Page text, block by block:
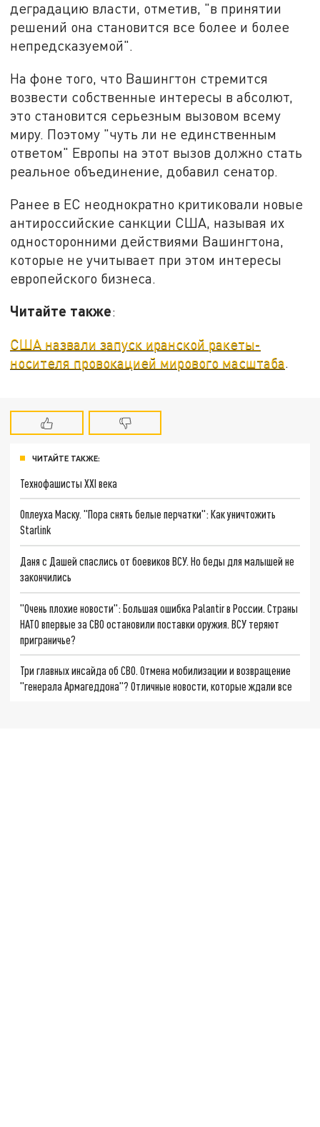
деградацию власти, отметив, "в принятии
решений она становится все более и более
непредсказуемой".
На фоне того, что Вашингтон стремится
возвести собственные интересы в абсолют,
это становится серьезным вызовом всему
миру. Поэтому "чуть ли не единственным
ответом" Европы на этот вызов должно стать
реальное объединение, добавил сенатор.
Ранее в ЕС неоднократно критиковали новые
антироссийские санкции США, называя их
односторонними действиями Вашингтона,
которые не учитывает при этом интересы
европейского бизнеса.
Читайте также:
США назвали запуск иранской ракеты-
носителя провокацией мирового масштаба.
ЧИТАЙТЕ ТАКЖЕ:
Технофашисты XXI века
Оплеуха Маску. "Пора снять белые перчатки": Как уничтожить
Starlink
Даня с Дашей спаслись от боевиков ВСУ. Но беды для малышей не
закончились
"Очень плохие новости": Большая ошибка Palantir в России. Страны
НАТО впервые за СВО остановили поставки оружия. ВСУ теряют
приграничье?
Три главных инсайда об СВО. Отмена мобилизации и возвращение
"генерала Армагеддона"? Отличные новости, которые ждали все